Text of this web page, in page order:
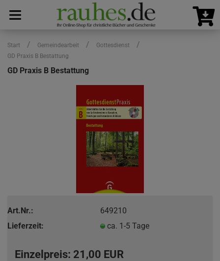
Start / Gemeindearbeit / Gottesdienst /
GD Praxis B Bestattung
GD Praxis B Bestattung
Art.Nr.:
649210
Lieferzeit:
ca. 1-5 Tage
Einzelpreis: 21,00 EUR